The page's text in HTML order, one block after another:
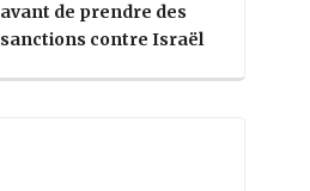
avant de prendre des
sanctions contre Israël